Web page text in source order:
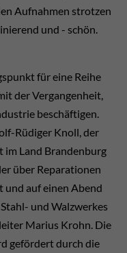
Aufnahmen strotzen
und - schön.
für eine Reihe
der Vergangenheit,
beschäftigen.
Rüdiger Knoll, der
im Land Brandenburg
über Reparationen
und auf einen Abend
und Walzwerkes
Marius Krohn. Die
gefördert durch die